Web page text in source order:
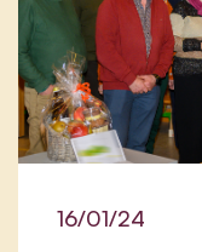
16/01/24